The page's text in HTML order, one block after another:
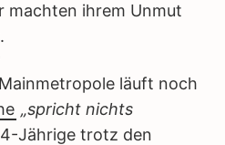
machten ihrem Unmut
läuft noch
„spricht nichts
Jährige trotz den